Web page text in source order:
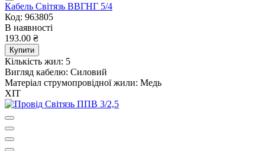
Кабель Світязь ВВГНГ 5/4
Код: 963805
В наявності
193.00 ₴
Купити
Кількість жил: 5
Вигляд кабелю: Силовий
Матеріал струмопровідної жили: Медь
ХІТ